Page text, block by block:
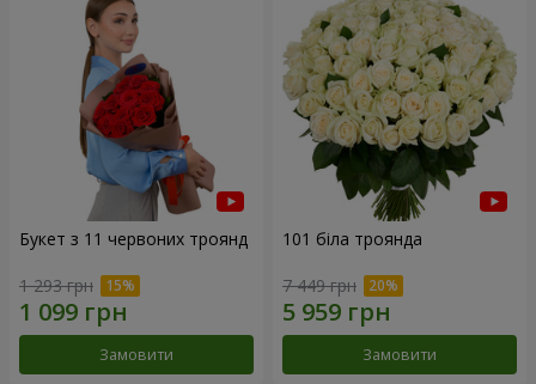
Букет з 11 червоних троянд
1 293 грн
Замовити
101 біла троянда
7 449 грн
Замовити